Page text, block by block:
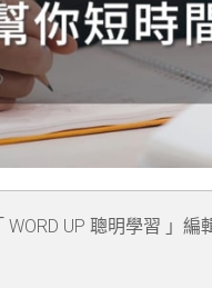
WORD UP 聰明學習 」